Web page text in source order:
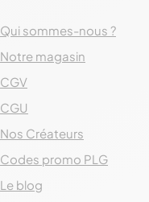
Qui sommes-nous ?
Notre magasin
CGV
CGU
Nos Créateurs
Codes promo PLG
Le blog